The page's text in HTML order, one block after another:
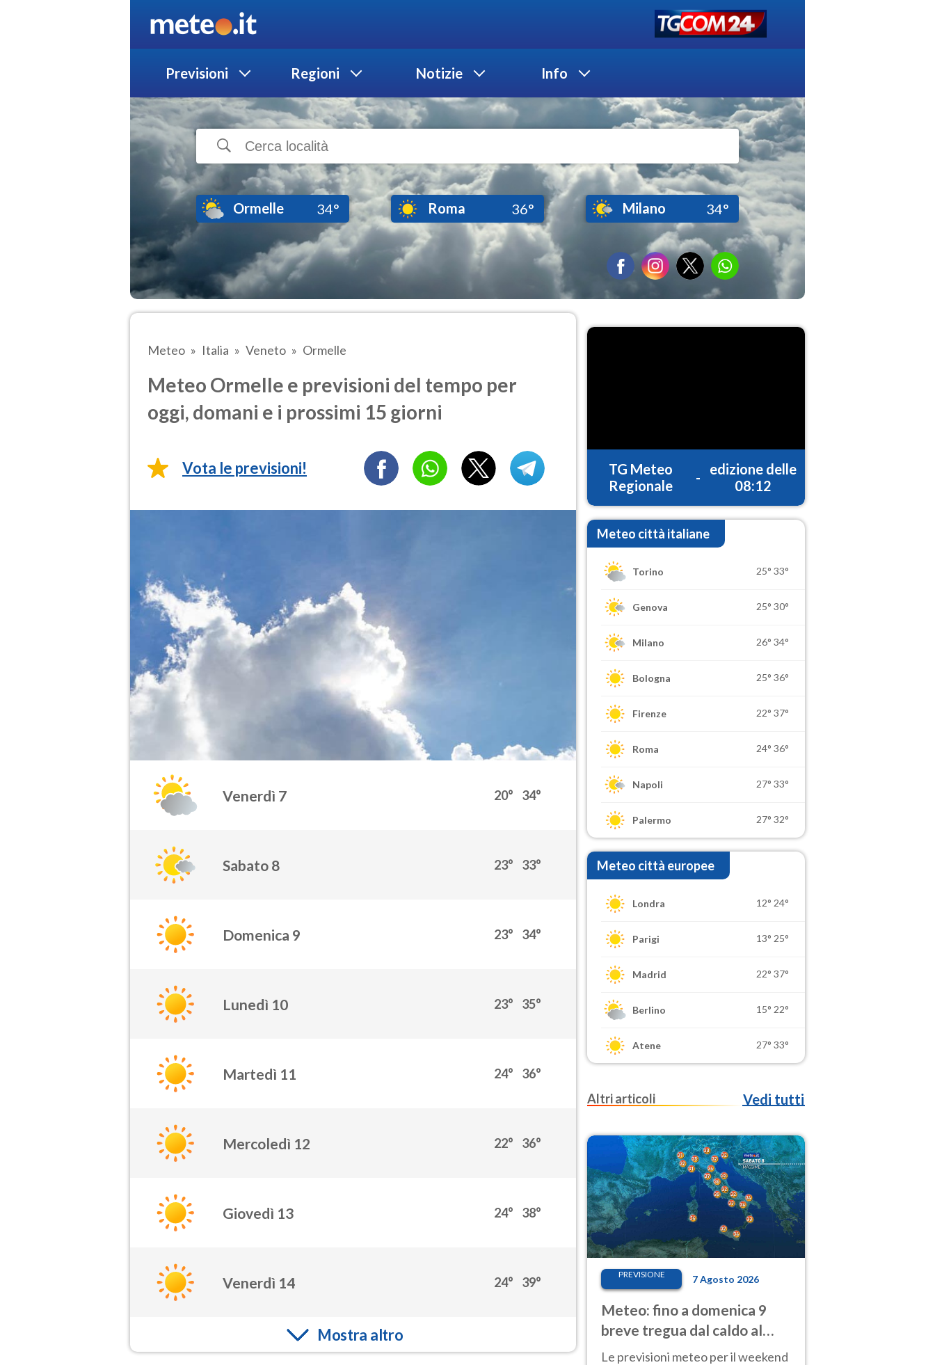
Previsioni Regioni Notizie Info
Ormelle 34° Roma 36° Milano 34°
Meteo Italia Veneto Ormelle
Meteo Ormelle e previsioni del tempo per
oggi, domani e i prossimi 15 giorni
Vota le previsioni!
Venerdì 7 20° 34°
Sabato 8 23° 33°
Domenica 9 23° 34°
Lunedì 10 23° 35°
Martedì 11 24° 36°
Mercoledì 12 22° 36°
Giovedì 13 24° 38°
Venerdì 14 24° 39°
Mostra altro
TG Meteo
Regionale
-
edizione delle
08:12
Meteo città italiane
Torino 25° 33°
Genova 25° 30°
Milano 26° 34°
Bologna 25° 36°
Firenze 22° 37°
Roma 24° 36°
Napoli 27° 33°
Palermo 27° 32°
Meteo città europee
Londra 12° 24°
Parigi 13° 25°
Madrid 22° 37°
Berlino 15° 22°
Atene 27° 33°
Altri articoli Vedi tutti
PREVISIONE 7 Agosto 2026
Meteo: fino a domenica 9
breve tregua dal caldo al
Nord! Altrove calura e afa
Le previsioni meteo per il weekend